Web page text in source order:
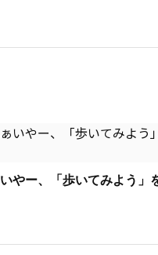
やー、「歩いてみよう」